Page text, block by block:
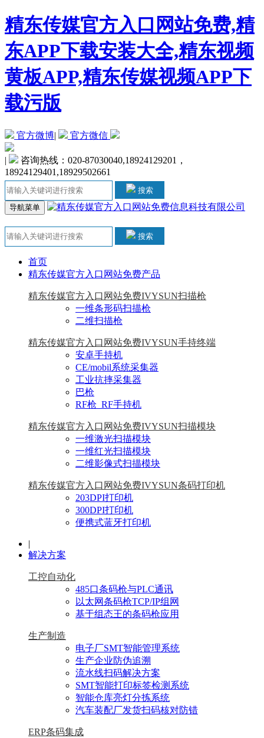
精东传媒官方入口网站免费,精
东APP下载安装大全,精东视频
黄板APP,精东传媒视频APP下
载污版
官方微博| 官方微信
|
咨询热线：020-87030040,18924129201，
18924129401,18929502661
搜索
导航菜单
搜索
首页
精东传媒官方入口网站免费产品
精东传媒官方入口网站免费IVYSUN扫描枪
一维条形码扫描枪
二维扫描枪
精东传媒官方入口网站免费IVYSUN手持终端
安卓手持机
CE/mobil系统采集器
工业抗摔采集器
巴枪
RF枪_RF手持机
精东传媒官方入口网站免费IVYSUN扫描模块
一维激光扫描模块
一维红光扫描模块
二维影像式扫描模块
精东传媒官方入口网站免费IVYSUN条码打印机
203DPI打印机
300DPI打印机
便携式蓝牙打印机
|
解决方案
工控自动化
485口条码枪与PLC通讯
以太网条码枪TCP/IP组网
基于组态王的条码枪应用
生产制造
电子厂SMT智能管理系统
生产企业防伪追溯
流水线扫码解决方案
SMT智能打印标签检测系统
智能仓库亮灯分拣系统
汽车装配厂发货扫码核对防错
ERP条码集成